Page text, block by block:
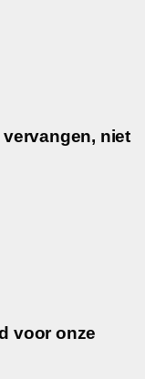
niet
voor onze